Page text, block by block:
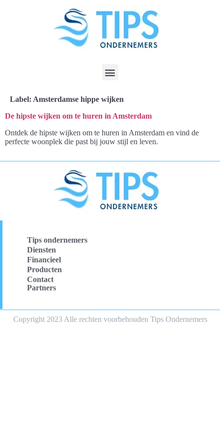
Label: Amsterdamse hippe wijken
De hipste wijken om te huren in Amsterdam
Ontdek de hipste wijken om te huren in Amsterdam en vind de
perfecte woonplek die past bij jouw stijl en leven.
Tips ondernemers
Diensten
Financieel
Producten
Contact
Partners
Copyright 2023 Alle rechten voorbehouden Tips Ondernemers